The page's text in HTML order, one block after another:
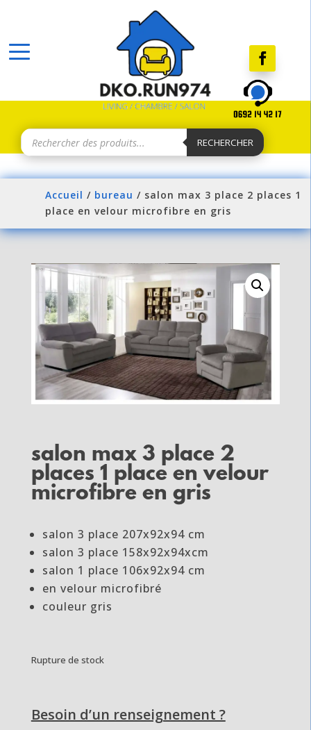
Recherche
produits
RECHERCHER
Accueil / bureau / salon max 3 place 2 places 1
place en velour microfibre en gris
salon max 3 place 2
places 1 place en velour
microfibre en gris
salon 3 place 207x92x94 cm
salon 3 place 158x92x94xcm
salon 1 place 106x92x94 cm
en velour microfibré
couleur gris
Rupture de stock
Besoin d’un renseignement ?